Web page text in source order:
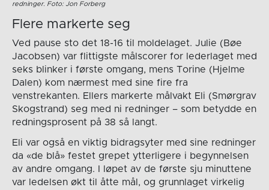
redninger. Foto: Jon Forberg
Flere markerte seg
Ved pause sto det 18-16 til moldelaget. Julie (Bøe
Jacobsen) var flittigste målscorer for lederlaget med
seks blinker i første omgang, mens Torine (Hjelme
Dalen) kom nærmest med sine fire fra
venstrekanten. Ellers markerte målvakt Eli (Smørgrav
Skogstrand) seg med ni redninger – som betydde en
redningsprosent på 38 så langt.
Eli var også en viktig bidragsyter med sine redninger
da «de blå» festet grepet ytterligere i begynnelsen
av andre omgang. I løpet av de første sju minuttene
var ledelsen økt til åtte mål, og grunnlaget virkelig